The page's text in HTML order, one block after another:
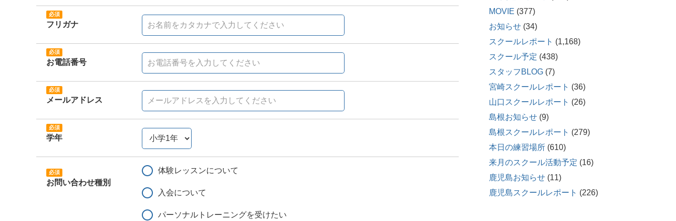
フリガナ
お電話番号
メールアドレス
学年
お問い合わせ種別
体験レッスンについて
入会について
パーソナルトレーニングを受けたい
MOVIE (377)
お知らせ (34)
スクールレポート (1,168)
スクール予定 (438)
スタッフBLOG (7)
宮崎スクールレポート (36)
山口スクールレポート (26)
島根お知らせ (9)
島根スクールレポート (279)
本日の練習場所 (610)
来月のスクール活動予定 (16)
鹿児島お知らせ (11)
鹿児島スクールレポート (226)